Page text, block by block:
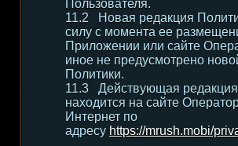
Пользователя.
Новая редакция
силу с момента ее
Приложении или сайте
иное не предусмотрено
Политики.
Действующая
находится на сайте
Интернет по
адресу https://mrush.mobi/